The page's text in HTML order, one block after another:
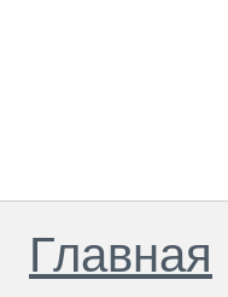
Главная